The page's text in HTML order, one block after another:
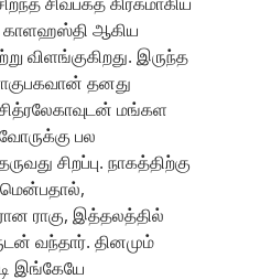
காளஹஸ்தி ஆகிய
விளங்குகிறது. இருந்த
தனது
மங்கள
பல
சிறப்பு. நாகத்திற்கு
ராகு, இத்தலத்தில்
வந்தார். தினமும்
இங்கேயே